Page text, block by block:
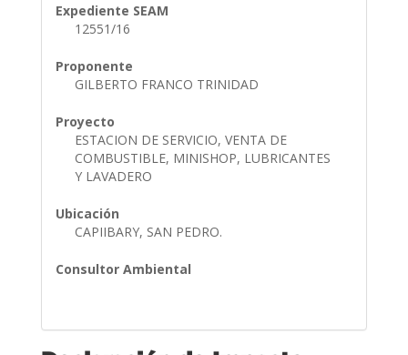
Expediente SEAM
12551/16
Proponente
GILBERTO FRANCO TRINIDAD
Proyecto
ESTACION DE SERVICIO, VENTA DE
COMBUSTIBLE, MINISHOP, LUBRICANTES
Y LAVADERO
Ubicación
CAPIIBARY, SAN PEDRO.
Consultor Ambiental